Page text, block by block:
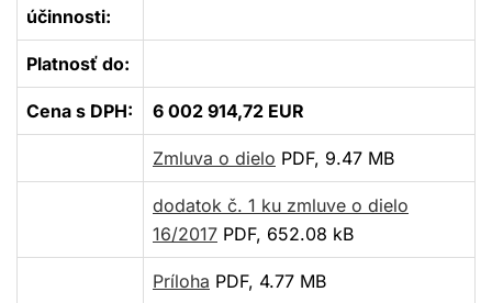
účinnosti:
Platnosť do:
Cena s DPH: 6 002 914,72 EUR
Zmluva o dielo PDF, 9.47 MB
dodatok č. 1 ku zmluve o dielo
16/2017 PDF, 652.08 kB
Príloha PDF, 4.77 MB